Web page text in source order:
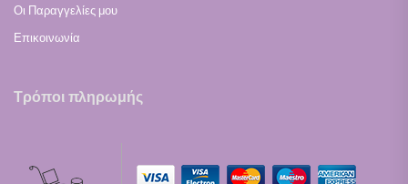
Οι Παραγγελίες μου
Επικοινωνία
Τρόποι πληρωμής